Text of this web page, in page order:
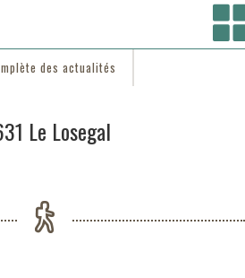
des actualités
Le Losegal